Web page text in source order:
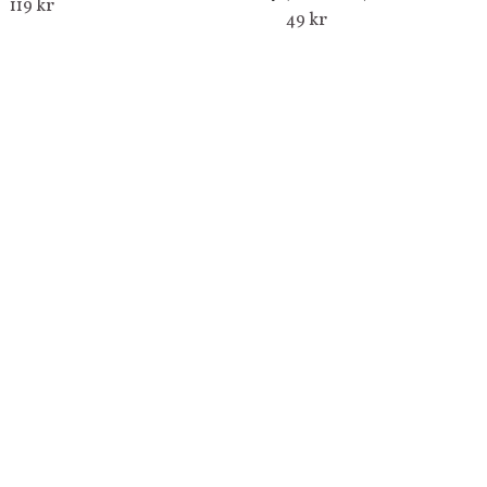
119 kr
49 kr